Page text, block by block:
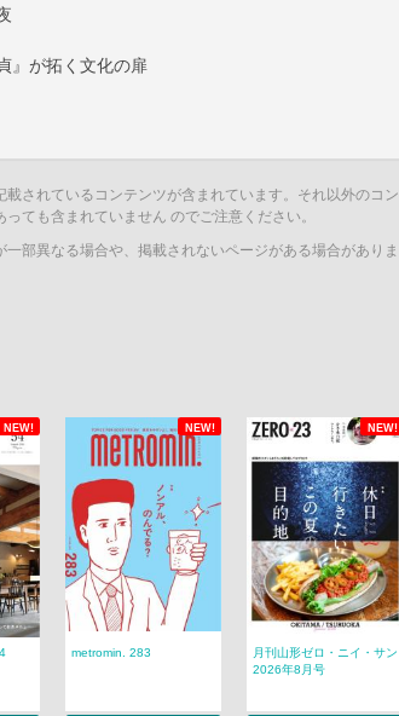
』が拓く文化の扉
されているコンテンツが含まれています。それ以外のコン
ても含まれていません のでご注意ください。
部異なる場合や、掲載されないページがある場合がありま
NEW! NEW! NEW!
metromin. 283
月刊山形ゼロ・ニイ・サン
2026年8月号